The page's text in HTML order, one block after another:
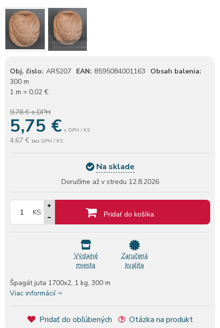
Obj. čislo: AR5207 EAN: 8595084001163
Obsah balenia:
300 m
1 m = 0,02 €
9,78 €s DPH
5,75 € s DPH / KS
4,67 € bez DPH / KS
Na sklade
Doručíme až v stredu 12.8.2026
KS Pridať do košíka
Výdajné
miesta
Zaručená
kvalita
Špagát juta 1700x2, 1 kg, 300 m
Viac informácií
Pridať do obľúbených Otázka na produkt